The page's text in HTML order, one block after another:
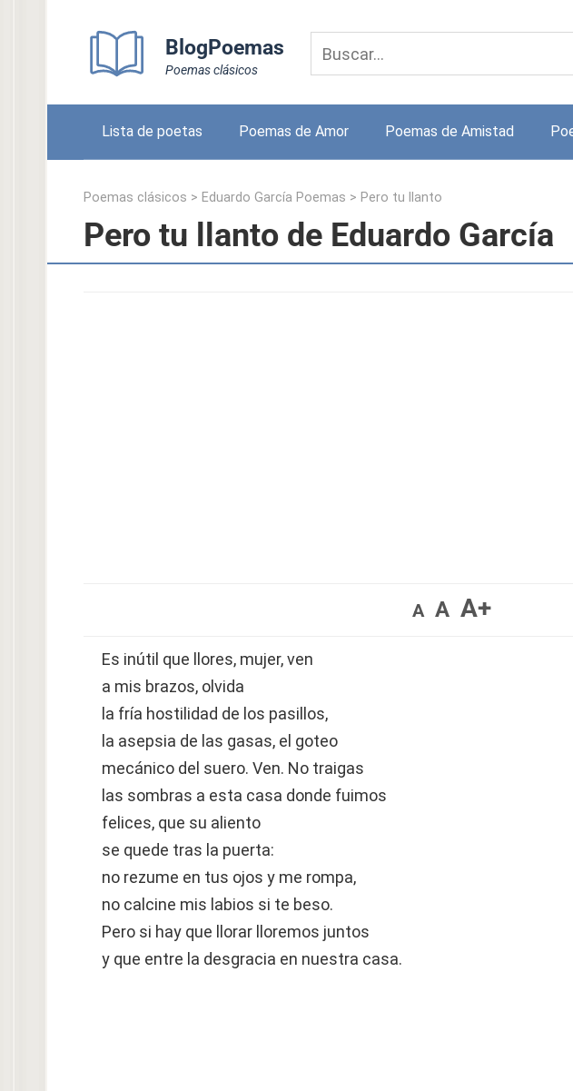
BlogPoemas
Poemas clásicos
Lista de poetas Poemas de Amor Poemas de Amistad
Poemas clásicos > Eduardo García Poemas > Pero tu llanto
Pero tu llanto de Eduardo García
A A A+
Es inútil que llores, mujer, ven
a mis brazos, olvida
la fría hostilidad de los pasillos,
la asepsia de las gasas, el goteo
mecánico del suero. Ven. No traigas
las sombras a esta casa donde fuimos
felices, que su aliento
se quede tras la puerta:
no rezume en tus ojos y me rompa,
no calcine mis labios si te beso.
Pero si hay que llorar lloremos juntos
y que entre la desgracia en nuestra casa.